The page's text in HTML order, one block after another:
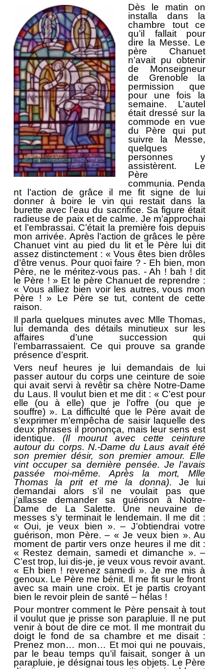
Dès le matin on
installa dans la
chambre tout ce
qu’il fallait pour
dire la Messe. Le
père Chanuet
n’avait pu obtenir
de Monseigneur
de Grenoble la
permission que
pour une fois la
semaine. L’autel
était dressé sur la
commode en vue
du Père qui put
suivre la Messe,
quelques
personnes y
assistèrent. Le
Père
communia. Penda
nt l’action de grâce il me fit signe de lui
donner à boire le vin qui restait dans la
burette avec l’eau du sacrifice. Sa figure était
radieuse de paix et de calme. Je m’approchai
et l’embrassai. C’était la première fois depuis
mon arrivée. Après l’action de grâces le père
Chanuet vint au pied du lit et le Père lui dit
assez distinctement : « Vous êtes bien drôles
d’être venus. Pour quoi faire ? - Eh bien, mon
Père, ne le méritez-vous pas. - Ah ! bah ! dit
le Père ! » Et le père Chanuet de reprendre :
« Vous alliez bien voir les autres, vous mon
Père ! » Le Père se tut, content de cette
raison.
Il parla quelques minutes avec Mlle Thomas,
lui demanda des détails minutieux sur les
affaires d’une succession qui
l’embarrassaient. Ce qui prouve sa grande
présence d’esprit.
Vers neuf heures je lui demandais de lui
passer autour du corps une ceinture de soie
qui avait servi à revêtir sa chère Notre-Dame
du Laus. Il voulut bien et me dit : « C’est pour
elle (ou à elle) que je l’offre (ou que je
souffre) ». La difficulté que le Père avait de
s’exprimer m’empêcha de saisir laquelle des
deux phrases il prononça, mais leur sens est
identique. (Il mourut avec cette ceinture
autour du corps. N.-Dame du Laus avait été
son premier désir, son premier amour. Elle
vint occuper sa dernière pensée. Je l’avais
passée moi-même. Après la mort, Mlle
Thomas la prit et me la donna). Je lui
demandai alors s’il ne voulait pas que
j’allasse demander sa guérison à Notre-
Dame de La Salette. Une neuvaine de
messes s’y terminait le lendemain. Il me dit :
« Oui, je veux bien ». – J’obtiendrai votre
guérison, mon Père. – « Je veux bien ». Au
moment de partir vers onze heures il me dit :
« Restez demain, samedi et dimanche ». –
C’est trop, lui dis-je, je veux vous revoir avant.
« Eh bien ! revenez samedi ». Je me mis à
genoux. Le Père me bénit. Il me fit sur le front
avec sa main une croix. Et je partis croyant
bien le revoir plein de santé – hélas !
Pour montrer comment le Père pensait à tout
il voulut que je prisse son parapluie. Il ne put
venir à bout de dire ce mot. Il me montrait du
doigt le fond de sa chambre et me disait :
Prenez mon… mon… Et moi qui ne pouvais,
par le beau temps qu’il faisait, songer à un
parapluie, je désignai tous les objets. Le Père